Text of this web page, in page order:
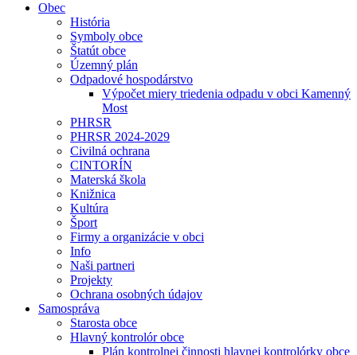
Obec
História
Symboly obce
Štatút obce
Územný plán
Odpadové hospodárstvo
Výpočet miery triedenia odpadu v obci Kamenný
Most
PHRSR
PHRSR 2024-2029
Civilná ochrana
CINTORÍN
Materská škola
Knižnica
Kultúra
Šport
Firmy a organizácie v obci
Info
Naši partneri
Projekty
Ochrana osobných údajov
Samospráva
Starosta obce
Hlavný kontrolór obce
Plán kontrolnej činnosti hlavnej kontrolórky obce